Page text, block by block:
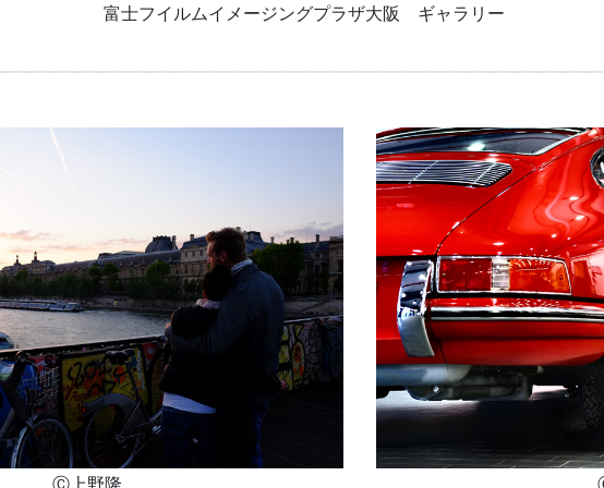
富士フイルムイメージングプラザ大阪 ギャラリー
Ⓒ上野隆